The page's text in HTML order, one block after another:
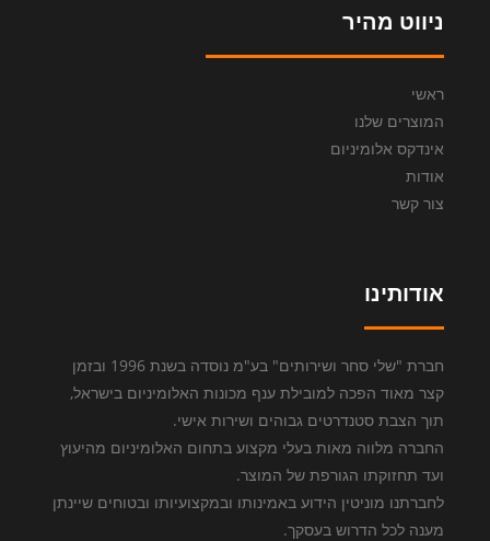
ניווט מהיר
ראשי
המוצרים שלנו
אינדקס אלומיניום
אודות
צור קשר
אודותינו
חברת "שלי סחר ושירותים" בע"מ נוסדה בשנת 1996 ובזמן
קצר מאוד הפכה למובילת ענף מכונות האלומיניום בישראל,
תוך הצבת סטנדרטים גבוהים ושירות אישי.
החברה מלווה מאות בעלי מקצוע בתחום האלומיניום מהיעוץ
ועד תחזוקתו הגורפת של המוצר.
לחברתנו מוניטין הידוע באמינותו ובמקצועיותו ובטוחים שיינתן
מענה לכל הדרוש בעסקך.